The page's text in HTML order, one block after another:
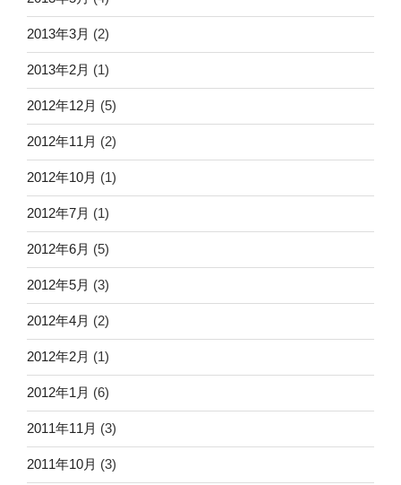
2013年3月 (2)
2013年2月 (1)
2012年12月 (5)
2012年11月 (2)
2012年10月 (1)
2012年7月 (1)
2012年6月 (5)
2012年5月 (3)
2012年4月 (2)
2012年2月 (1)
2012年1月 (6)
2011年11月 (3)
2011年10月 (3)